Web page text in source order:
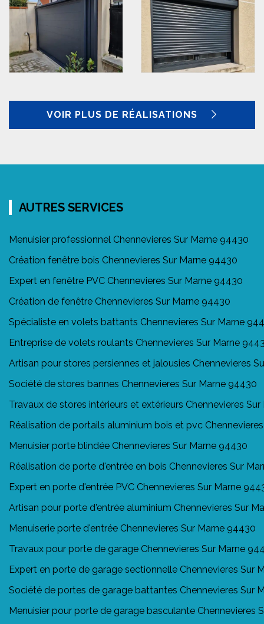
VOIR PLUS DE RÉALISATIONS
AUTRES SERVICES
Menuisier professionnel Chennevieres Sur Marne 94430
Création fenêtre bois Chennevieres Sur Marne 94430
Expert en fenêtre PVC Chennevieres Sur Marne 94430
Création de fenêtre Chennevieres Sur Marne 94430
Spécialiste en volets battants Chennevieres Sur Marne
Entreprise de volets roulants Chennevieres Sur Marne
Artisan pour stores persiennes et jalousies Chennevieres
Société de stores bannes Chennevieres Sur Marne 94430
Travaux de stores intérieurs et extérieurs Chennevieres
Réalisation de portails aluminium bois et pvc
Menuisier porte blindée Chennevieres Sur Marne 94430
Réalisation de porte d'entrée en bois Chennevieres Sur
Expert en porte d'entrée PVC Chennevieres Sur Marne
Artisan pour porte d'entrée aluminium Chennevieres Sur
Menuiserie porte d'entrée Chennevieres Sur Marne 94430
Travaux pour porte de garage Chennevieres Sur Marne
Expert en porte de garage sectionnelle Chennevieres Sur
Société de portes de garage battantes Chennevieres Sur
Menuisier pour porte de garage basculante Chennevieres